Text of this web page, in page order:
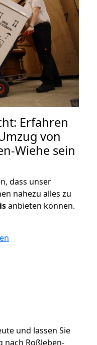
Erfahren
von
Wiehe sein
dass unser
nahezu alles zu
anbieten können.
und lassen Sie
nach Roßleben-